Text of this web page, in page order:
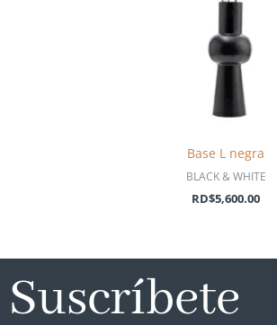
Base L negra
BLACK & WHITE
RD$5,600.00
Suscríbete